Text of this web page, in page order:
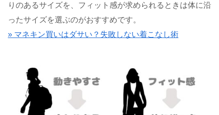
りのあるサイズを、フィット感が求められるときは体に沿
ったサイズを選ぶのがおすすめです。
» マネキン買いはダサい？失敗しない着こなし術